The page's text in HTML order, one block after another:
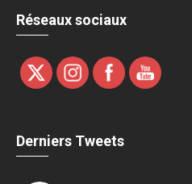
Réseaux sociaux
Derniers Tweets